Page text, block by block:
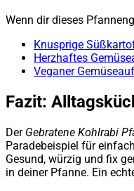
Wenn dir dieses
Knusprige
Herzhaftes
Veganer
Fazit:
Der Gebratene Kohlrabi
Paradebeispiel für
Gesund, würzig und fix
in deiner Pfanne. Ein